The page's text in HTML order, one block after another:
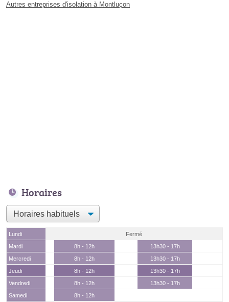
Autres entreprises d'isolation à Montluçon
Horaires
Lundi
Fermé
Mardi
8h - 12h
13h30 - 17h
Mercredi
8h - 12h
13h30 - 17h
Jeudi
8h - 12h
13h30 - 17h
Vendredi
8h - 12h
13h30 - 17h
Samedi
8h - 12h